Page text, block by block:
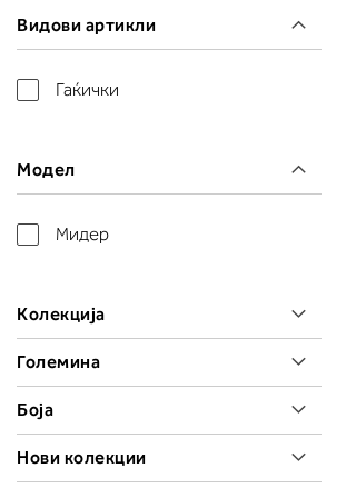
Видови артикли
Гаќички
Модел
Мидер
Колекција
Големина
Боја
Нови колекции